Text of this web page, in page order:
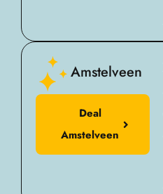
Amstelveen
Deal
Amstelveen